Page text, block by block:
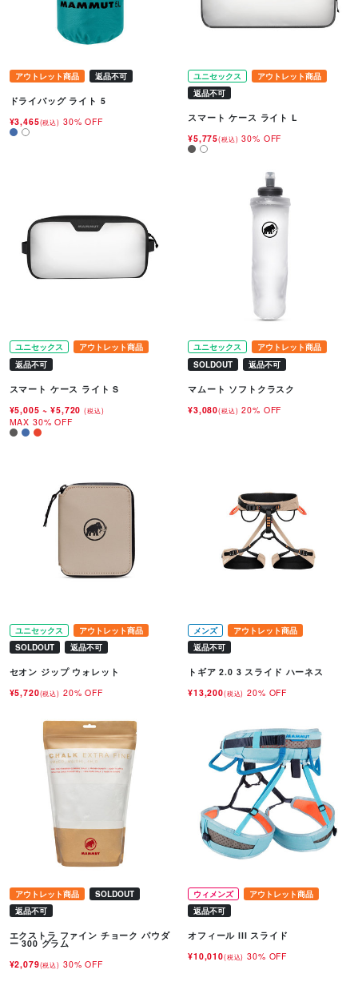
アウトレット商品 返品不可
ドライバッグ ライト 5
¥3,465(税込) 30% OFF
ユニセックス
アウトレット商品
返品不可
スマート ケース ライト L
¥5,775(税込) 30% OFF
ユニセックス
アウトレット商品
返品不可
スマート ケース ライト S
¥5,005~ ¥5,720(税込)
MAX 30% OFF
ユニセックス
アウトレット商品
SOLDOUT
返品不可
マムート ソフトクラスク
¥3,080(税込) 20% OFF
ユニセックス
アウトレット商品
SOLDOUT
返品不可
セオン ジップ ウォレット
¥5,720(税込) 20% OFF
メンズ
アウトレット商品
返品不可
トギア 2.0 3 スライド ハーネス
¥13,200(税込) 20% OFF
アウトレット商品
SOLDOUT
返品不可
エクストラ ファイン チョーク パウダ
ー 300 グラム
¥2,079(税込) 30% OFF
ウィメンズ
アウトレット商品
返品不可
オフィール III スライド
¥10,010(税込) 30% OFF